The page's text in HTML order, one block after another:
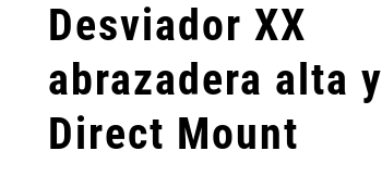
Desviador XX
abrazadera alta y
Direct Mount